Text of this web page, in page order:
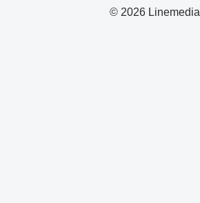
© 2026 Linemedia